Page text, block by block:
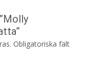
Obligatoriska fält